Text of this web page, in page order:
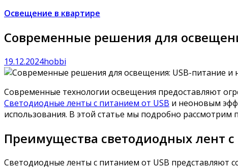
Освещение в квартире
Современные решения для
19.12.2024hobbi
Современные технологии освещения предоставляют
Светодиодные ленты с питанием от USB и неоновым
использования. В этой статье мы подробно
Преимущества светодиодных лент с
Светодиодные ленты с питанием от USB